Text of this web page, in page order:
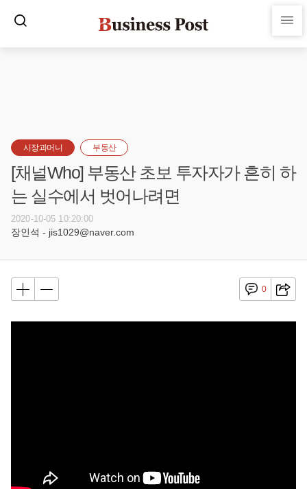
시장과머니 부동산
[채널Who] 부동산 초보 투자자가 흔히 하
는 실수에서 벗어나려면
2020-10-05 10:20:00
장인석 - jis1029@naver.com
0